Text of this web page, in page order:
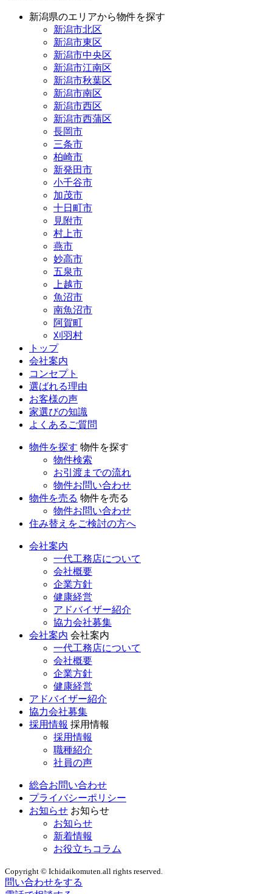
新潟県のエリアから物件を探す
新潟市北区
新潟市東区
新潟市中央区
新潟市江南区
新潟市秋葉区
新潟市南区
新潟市西区
新潟市西蒲区
長岡市
三条市
柏崎市
新発田市
小千谷市
加茂市
十日町市
見附市
村上市
燕市
妙高市
五泉市
上越市
魚沼市
南魚沼市
阿賀町
刈羽村
トップ
会社案内
コンセプト
選ばれる理由
お客様の声
家選びの知識
よくあるご質問
物件を探す 物件を探す
物件検索
お引渡までの流れ
物件お問い合わせ
物件を売る 物件を売る
物件お問い合わせ
住み替えをご検討の方へ
会社案内
一代工務店について
会社概要
企業方針
健康経営
アドバイザー紹介
協力会社募集
会社案内 会社案内
一代工務店について
会社概要
企業方針
健康経営
アドバイザー紹介
協力会社募集
採用情報 採用情報
採用情報
職種紹介
社員の声
総合お問い合わせ
プライバシーポリシー
お知らせ お知らせ
お知らせ
新着情報
お役立ちコラム
Copyright © Ichidaikomuten.all rights reserved.
問い合わせをする